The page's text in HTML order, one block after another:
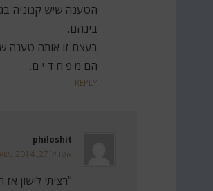
הטענה שיש קנוניה
בינהם.
בעצם זו אותה טענה
הם מ פ ח ד י ם.
REPLY
philoshit
אפריל 27, 2014 בשעה 7:14 pm
"רציתי לישון אז